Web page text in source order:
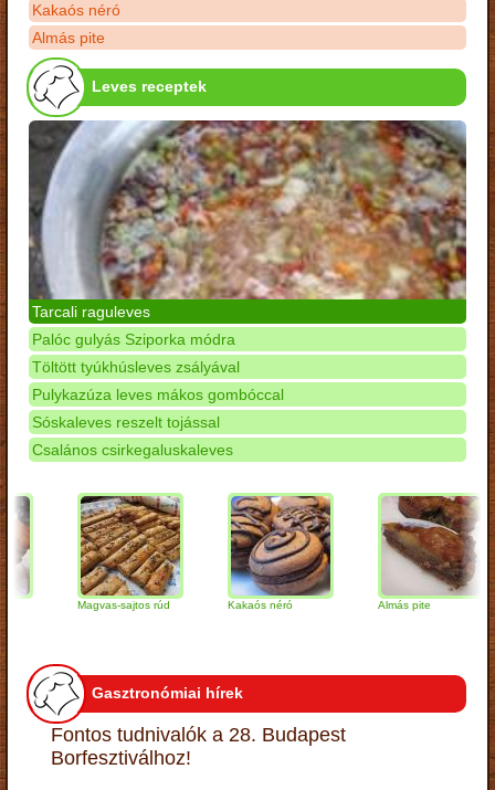
Kakaós néró
Almás pite
Leves receptek
Tarcali raguleves
Palóc gulyás Sziporka módra
Töltött tyúkhúsleves zsályával
Pulykazúza leves mákos gombóccal
Sóskaleves reszelt tojással
Csalános csirkegaluskaleves
Magvas-sajtos rúd Kakaós néró Almás pite
Gasztronómiai hírek
Fontos tudnivalók a 28. Budapest
Borfesztiválhoz!